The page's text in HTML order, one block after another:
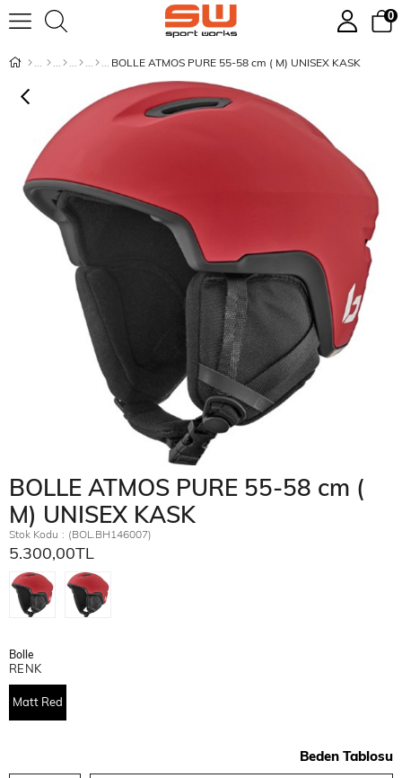
0
BOLLE ATMOS PURE 55-58 cm ( M) UNISEX KASK
BOLLE ATMOS PURE 55-58 cm (
M) UNISEX KASK
Stok Kodu (BOL.BH146007)
5.300,00TL
Bolle
RENK
Matt Red
Beden Tablosu